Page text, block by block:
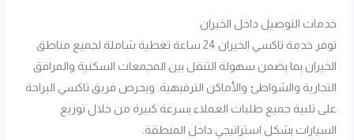
خدمات التوصيل داخل الخيران
توفر خدمة تاكسي الخيران 24 ساعة تغطية شاملة لجميع مناطق
الخيران بما يضمن سهولة التنقل بين المجمعات السكنية والمرافق
التجارية والشواطئ والأماكن الترفيهية. ويحرص فريق تاكسي البراحة
على تلبية جميع طلبات العملاء بسرعة كبيرة من خلال توزيع
السيارات بشكل استراتيجي داخل المنطقة.